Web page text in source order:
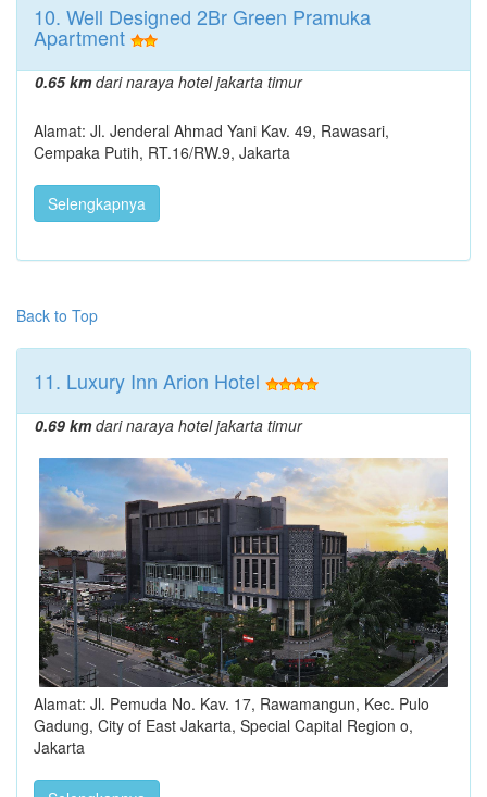
10. Well Designed 2Br Green Pramuka
Apartment
0.65 kmdari naraya hotel jakarta timur
Alamat: Jl. Jenderal Ahmad Yani Kav. 49, Rawasari,
Cempaka Putih, RT.16/RW.9, Jakarta
Selengkapnya
Back to Top
11. Luxury Inn Arion Hotel
0.69 kmdari naraya hotel jakarta timur
Alamat: Jl. Pemuda No. Kav. 17, Rawamangun, Kec. Pulo
Gadung, City of East Jakarta, Special Capital Region o,
Jakarta